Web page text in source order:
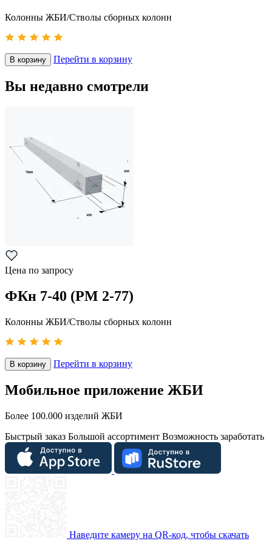
Колонны ЖБИ/Стволы сборных колонн
В корзину Перейти в корзину
Вы недавно смотрели
Цена по запросу
ФКн 7-40 (РМ 2-77)
Колонны ЖБИ/Стволы сборных колонн
В корзину Перейти в корзину
Мобильное приложение ЖБИ
Более 100.000 изделий ЖБИ
Быстрый заказ Большой ассортимент Возможность заработать
Наведите камеру на QR-код, чтобы скачать